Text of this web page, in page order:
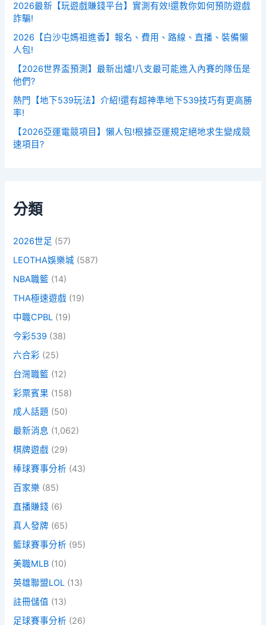
2026最新【玩遊戲賺錢平台】實測有效!還教你如何預防遊戲
詐騙!
2026【白沙屯媽祖進香】報名、費用、路線、直播、裝備懶
人包!
【2026世界盃預測】最新出爐!八支最可能進入內賽的隊伍是
他們?
熱門【地下539玩法】介紹!還有超神準地下539技巧有更高勝
率!
【2026亞運電競項目】懶人包!根據亞運規定絕地求生變成競
速項目?
分類
2026世足 (57)
LEOTHA娛樂城 (587)
NBA職籃 (14)
THA極速遊戲 (19)
中職CPBL (19)
今彩539 (38)
六合彩 (25)
台灣職籃 (12)
彩票賓果 (158)
成人話題 (50)
最新消息 (1,062)
棋牌遊戲 (29)
棒球賽事分析 (43)
百家樂 (85)
直播賺錢 (6)
真人發牌 (65)
籃球賽事分析 (95)
美職MLB (10)
英雄聯盟LOL (13)
註冊儲值 (13)
足球賽事分析 (26)